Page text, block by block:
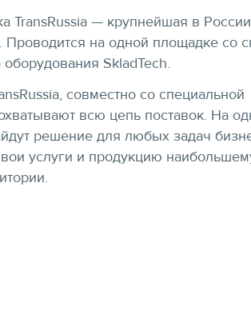
TransRussia — крупнейшая в России
Проводится на одной площадке со
SkladTech.
совместно со специальной
всю цепь поставок. На
решение для любых задач
услуги и продукцию